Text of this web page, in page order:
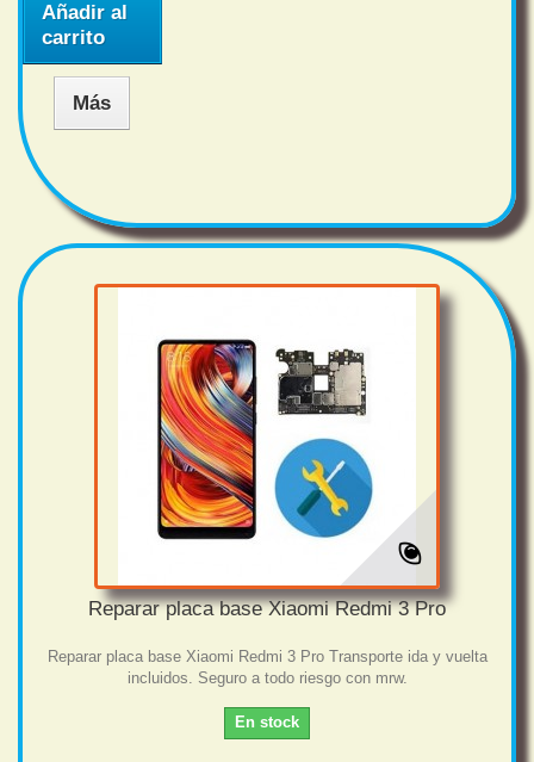
Añadir al
carrito
Más
Reparar placa base Xiaomi Redmi 3 Pro
Reparar placa base Xiaomi Redmi 3 Pro Transporte ida y vuelta
incluidos. Seguro a todo riesgo con mrw.
En stock